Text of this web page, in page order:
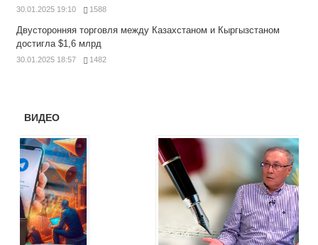
30.01.2025 19:10 1588
Двусторонняя торговля между Казахстаном и Кыргызстаном
достигла $1,6 млрд
30.01.2025 18:57 1482
ВИДЕО